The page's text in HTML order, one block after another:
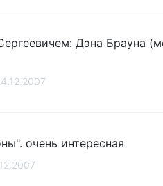
Дэна Брауна
очень интересная